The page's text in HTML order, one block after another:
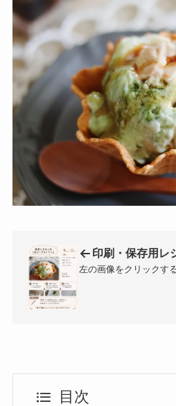
印刷・保存用レ
左の画像をクリックす
目次